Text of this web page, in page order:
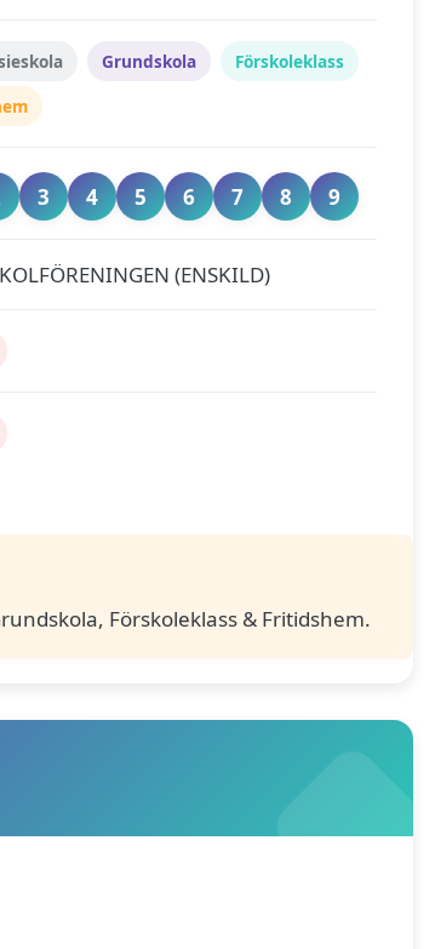
Grundskola
Förskoleklass
3 4 5 6 7 8 9
(ENSKILD)
Förskoleklass & Fritidshem.